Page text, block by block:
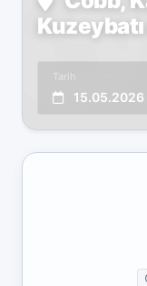
Kuzeybatı
Tarih
15.05.2026